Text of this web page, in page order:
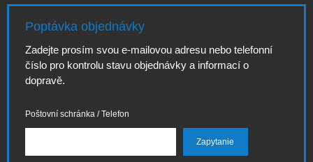
Poptávka objednávky
Zadejte prosím svou e-mailovou adresu nebo telefonní
číslo pro kontrolu stavu objednávky a informací o
dopravě.
Poštovní schránka / Telefon